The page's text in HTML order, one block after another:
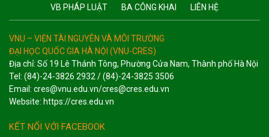
VB PHÁP LUẬT
BA CÔNG KHAI LIÊN HỆ
VNU – VIỆN TÀI NGUYÊN VÀ MÔI TRƯỜNG
ĐẠI HỌC QUỐC GIA HÀ NỘI (VNU-CRES)
Địa chỉ: Số 19 Lê Thánh Tông, Phường Cửa Nam, Thành phố Hà Nội
Tel: (84)-24-3826 2932 / (84)-24-3825 3506
Email: cres@vnu.edu.vn/cres@cres.edu.vn
Website: https://cres.edu.vn
KẾT NỐI VỚI FACEBOOK